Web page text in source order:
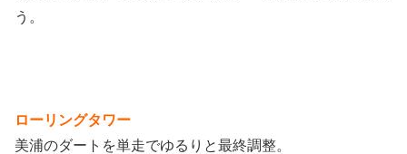
う。
ローリングタワー
美浦のダートを単走でゆるりと最終調整。